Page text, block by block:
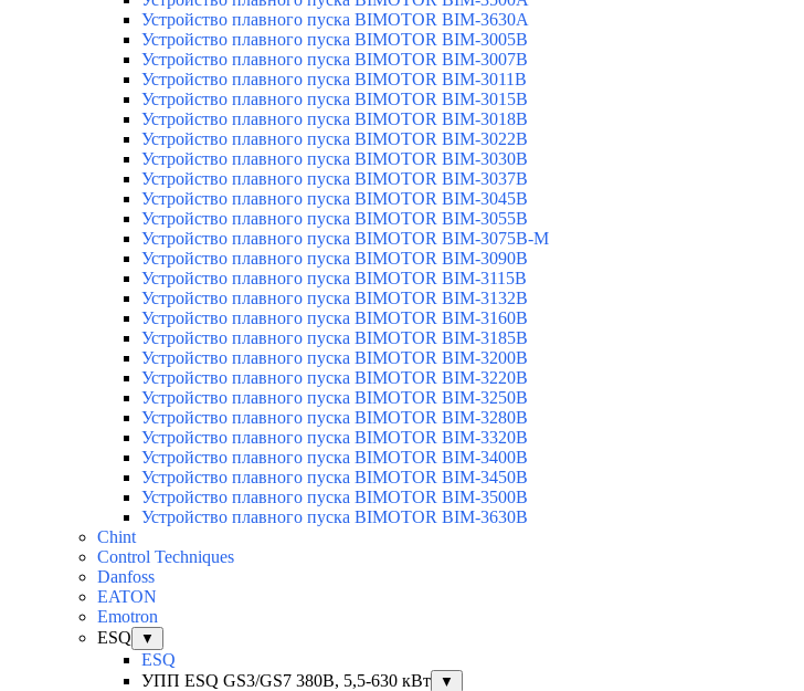
Устройство плавного пуска BIMOTOR BIM-3630A
Устройство плавного пуска BIMOTOR BIM-3005B
Устройство плавного пуска BIMOTOR BIM-3007B
Устройство плавного пуска BIMOTOR BIM-3011B
Устройство плавного пуска BIMOTOR BIM-3015B
Устройство плавного пуска BIMOTOR BIM-3018B
Устройство плавного пуска BIMOTOR BIM-3022B
Устройство плавного пуска BIMOTOR BIM-3030B
Устройство плавного пуска BIMOTOR BIM-3037B
Устройство плавного пуска BIMOTOR BIM-3045B
Устройство плавного пуска BIMOTOR BIM-3055B
Устройство плавного пуска BIMOTOR BIM-3075B-M
Устройство плавного пуска BIMOTOR BIM-3090B
Устройство плавного пуска BIMOTOR BIM-3115B
Устройство плавного пуска BIMOTOR BIM-3132B
Устройство плавного пуска BIMOTOR BIM-3160B
Устройство плавного пуска BIMOTOR BIM-3185B
Устройство плавного пуска BIMOTOR BIM-3200B
Устройство плавного пуска BIMOTOR BIM-3220B
Устройство плавного пуска BIMOTOR BIM-3250B
Устройство плавного пуска BIMOTOR BIM-3280B
Устройство плавного пуска BIMOTOR BIM-3320B
Устройство плавного пуска BIMOTOR BIM-3400B
Устройство плавного пуска BIMOTOR BIM-3450B
Устройство плавного пуска BIMOTOR BIM-3500B
Устройство плавного пуска BIMOTOR BIM-3630B
Chint
Control Techniques
Danfoss
EATON
Emotron
ESQ
▼
ESQ
УПП ESQ GS3/GS7 380В, 5,5-630 кВт
▼